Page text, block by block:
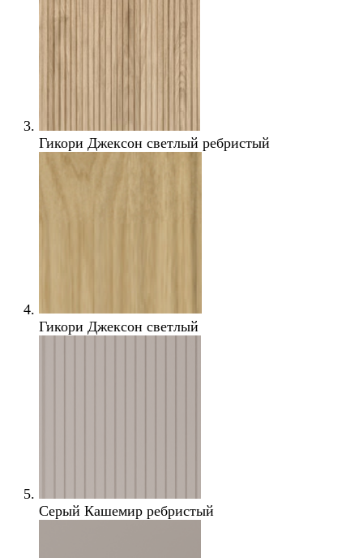
Гикори Джексон светлый ребристый
Гикори Джексон светлый
Серый Кашемир ребристый